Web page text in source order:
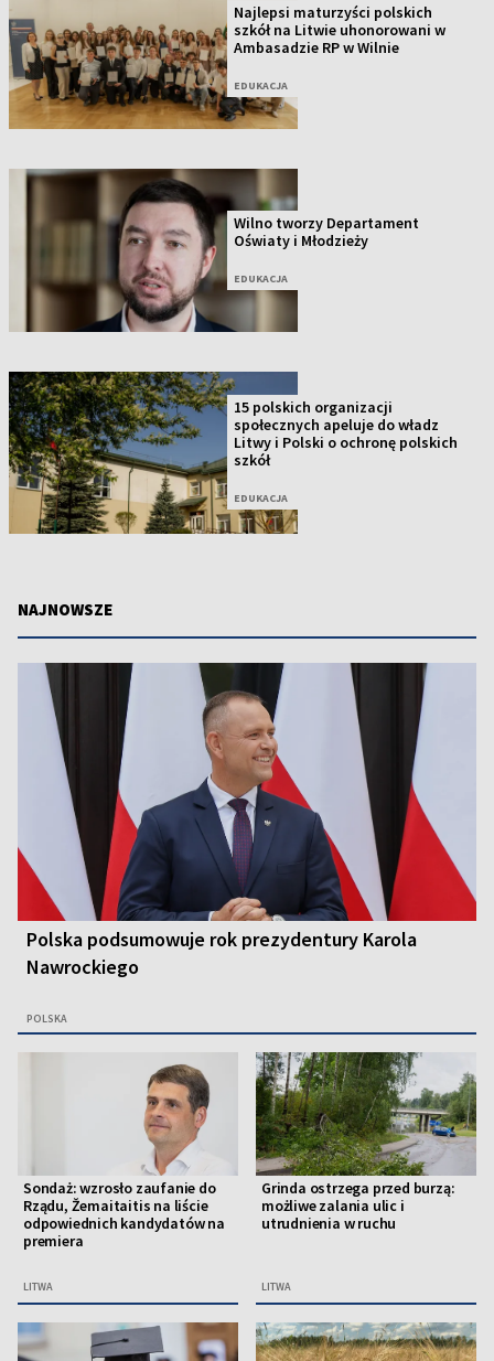
Najlepsi maturzyści polskich
szkół na Litwie uhonorowani w
Ambasadzie RP w Wilnie
EDUKACJA
Wilno tworzy Departament
Oświaty i Młodzieży
EDUKACJA
15 polskich organizacji
społecznych apeluje do władz
Litwy i Polski o ochronę polskich
szkół
EDUKACJA
NAJNOWSZE
Polska podsumowuje rok prezydentury Karola
Nawrockiego
POLSKA
Sondaż: wzrosło zaufanie do
Rządu, Žemaitaitis na liście
odpowiednich kandydatów na
premiera
LITWA
Grinda ostrzega przed burzą:
możliwe zalania ulic i
utrudnienia w ruchu
LITWA